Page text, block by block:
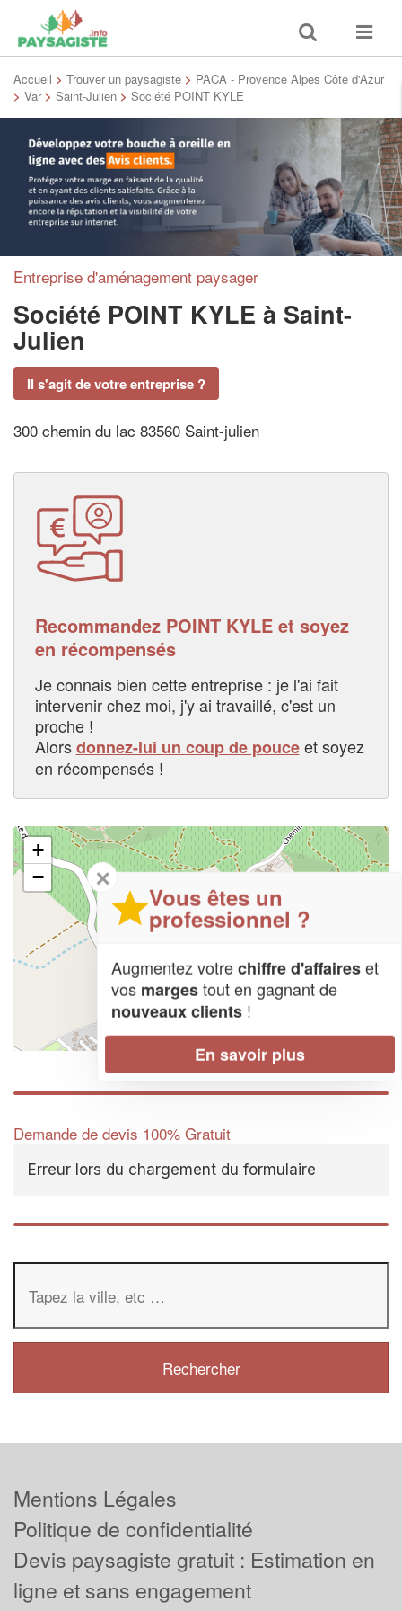
Toggle
search
Toggle
Accueil > Trouver un paysagiste > PACA - Provence Alpes Côte d'Azur
> Var > Saint-Julien > Société POINT KYLE
Entreprise d'aménagement paysager
Société POINT KYLE à Saint-
Julien
Il s'agit de votre entreprise ?
300 chemin du lac 83560 Saint-julien
Recommandez POINT KYLE et soyez
en récompensés
Je connais bien cette entreprise : je l'ai fait
intervenir chez moi, j'y ai travaillé, c'est un
proche !
Alorsdonnez-lui un coup de pouceet soyez
en récompensés !
+
−
Demande de devis 100% Gratuit
Erreur lors du chargement du formulaire
✕
Vous êtes un
professionnel ?
Augmentez votrechiffre d'affaireset
vos margestout en gagnant de
nouveaux clients !
En savoir plus
Mentions Légales
Politique de confidentialité
Devis paysagiste gratuit : Estimation en
ligne et sans engagement